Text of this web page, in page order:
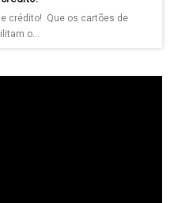
crédito! Que os cartões de
o...